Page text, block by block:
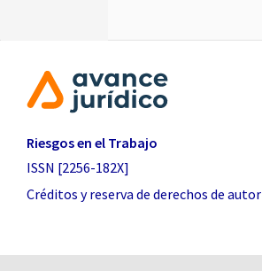
Riesgos en el Trabajo
ISSN [2256-182X]
Créditos y reserva de derechos de autor